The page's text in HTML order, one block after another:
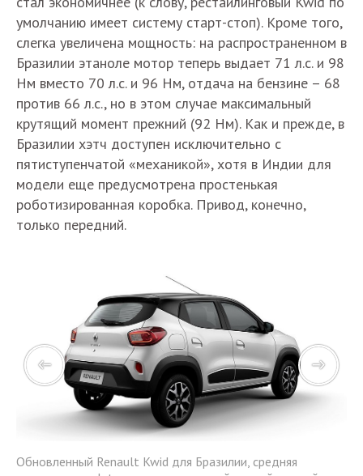
умолчанию имеет систему старт-стоп). Кроме того,
слегка увеличена мощность: на распространенном в
Бразилии этаноле мотор теперь выдает 71 л.с. и 98
Нм вместо 70 л.с. и 96 Нм, отдача на бензине – 68
против 66 л.с., но в этом случае максимальный
крутящий момент прежний (92 Нм). Как и прежде, в
Бразилии хэтч доступен исключительно с
пятиступенчатой «механикой», хотя в Индии для
модели еще предусмотрена простенькая
роботизированная коробка. Привод, конечно,
только передний.
Обновленный Renault Kwid для Бразилии, средняя